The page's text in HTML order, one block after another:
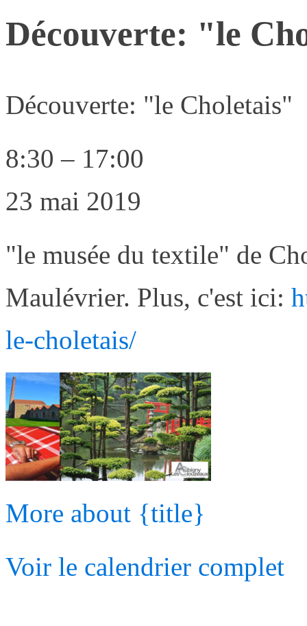
Découverte: "le
Découverte: "le Choletais"
8:30 – 17:00
23 mai 2019
"le musée du textile" de
Maulévrier. Plus, c'est ici:
le-choletais/
More about {title}
Voir le calendrier complet